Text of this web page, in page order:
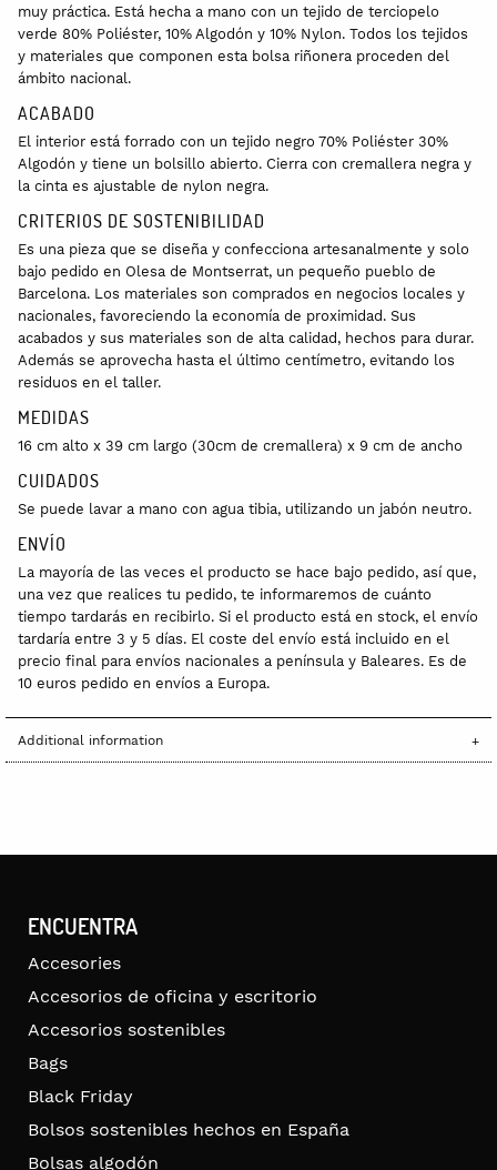
muy práctica. Está hecha a mano con un tejido de terciopelo
verde 80% Poliéster, 10% Algodón y 10% Nylon. Todos los tejidos
y materiales que componen esta bolsa riñonera proceden del
ámbito nacional.
ACABADO
El interior está forrado con un tejido negro 70% Poliéster 30%
Algodón y tiene un bolsillo abierto. Cierra con cremallera negra y
la cinta es ajustable de nylon negra.
CRITERIOS DE SOSTENIBILIDAD
Es una pieza que se diseña y confecciona artesanalmente y solo
bajo pedido en Olesa de Montserrat, un pequeño pueblo de
Barcelona. Los materiales son comprados en negocios locales y
nacionales, favoreciendo la economía de proximidad. Sus
acabados y sus materiales son de alta calidad, hechos para durar.
Además se aprovecha hasta el último centímetro, evitando los
residuos en el taller.
MEDIDAS
16 cm alto x 39 cm largo (30cm de cremallera) x 9 cm de ancho
CUIDADOS
Se puede lavar a mano con agua tibia, utilizando un jabón neutro.
ENVÍO
La mayoría de las veces el producto se hace bajo pedido, así que,
una vez que realices tu pedido, te informaremos de cuánto
tiempo tardarás en recibirlo. Si el producto está en stock, el envío
tardaría entre 3 y 5 días. El coste del envío está incluido en el
precio final para envíos nacionales a península y Baleares. Es de
10 euros pedido en envíos a Europa.
Additional information
ENCUENTRA
Accesories
Accesorios de oficina y escritorio
Accesorios sostenibles
Bags
Black Friday
Bolsos sostenibles hechos en España
Bolsas algodón